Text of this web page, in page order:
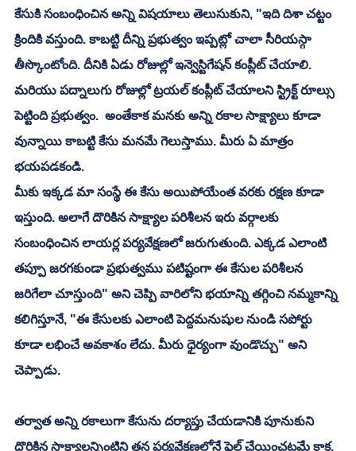
కేసుకి సంబంధించిన అన్ని విషయాలు తెలుసుకుని, "ఇది దిశా చట్టం
క్రిందికి వస్తుంది. కాబట్టి దీన్ని ప్రభుత్వం ఇప్పట్లో చాలా సీరియస్గా
తీస్కొంటోంది. దీనికి ఏడు రోజుల్లో ఇన్వెస్టిగేషన్ కంప్లీట్ చేయాలి.
మరియు పద్నాలుగు రోజుల్లో ట్రయల్ కంప్లీట్ చేయాలని స్ట్రిక్ట్ రూల్సు
పెట్టింది ప్రభుత్వం.  అంతేకాక మనకు అన్ని రకాల సాక్ష్యాలు కూడా
వున్నాయి కాబట్టి కేసు మనమే గెలుస్తాము. మీరు ఏ మాత్రం
భయపడకండి.
మీకు ఇక్కడ మా సంస్థే ఈ కేసు అయిపోయేంత వరకు రక్షణ కూడా
ఇస్తుంది. అలాగే దొరికిన సాక్ష్యాల పరిశీలన ఇరు వర్గాలకు
సంబంధించిన లాయర్ల పర్యవేక్షణలో జరుగుతుంది. ఎక్కడ ఎలాంటి
తప్పూ జరగకుండా ప్రభుత్వము పటిష్టంగా ఈ కేసుల పరిశీలన
జరిగేలా చూస్తుంది" అని చెప్పి వారిలోని భయాన్ని తగ్గించి నమ్మకాన్ని
కలిగిస్తూనే, "ఈ కేసులకు ఎలాంటి పెద్దమనుషుల నుండి సపోర్టు
కూడా లభించే అవకాశం లేదు. మీరు ధైర్యంగా వుండొచ్చు" అని
చెప్పాడు.
తర్వాత అన్ని రకాలుగా కేసును దర్యాప్తు చేయడానికి పూనుకుని
దొరికిన సాక్ష్యాలన్నింటిని తన పర్యవేక్షణలోనే ఫైల్ చేయించటమే కాక,